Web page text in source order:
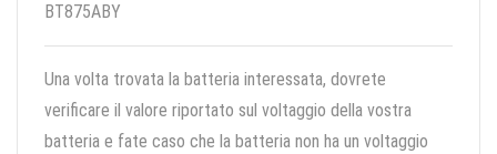
BT875ABY
Una volta trovata la batteria interessata, dovrete
verificare il valore riportato sul voltaggio della vostra
batteria e fate caso che la batteria non ha un voltaggio